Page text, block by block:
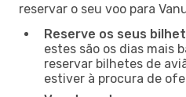
reservar o seu voo para
Reserve os seus
estes são os dias mais
reservar bilhetes de
estiver à procura de